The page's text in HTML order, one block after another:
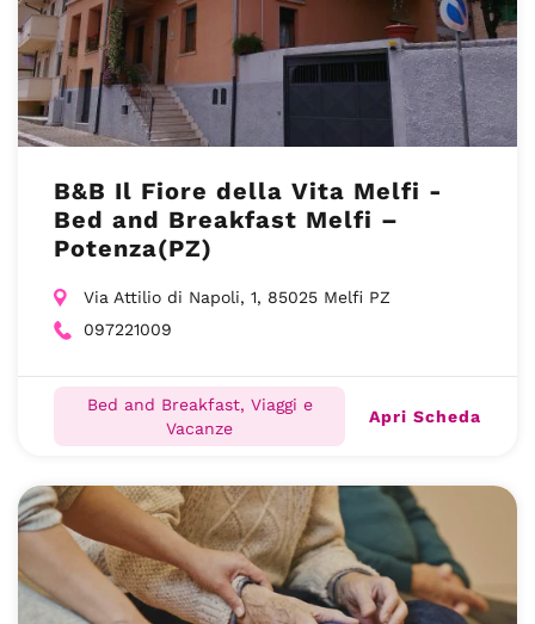
B&B Il Fiore della Vita Melfi -
Bed and Breakfast Melfi –
Potenza(PZ)
Via Attilio di Napoli, 1, 85025 Melfi PZ
097221009
Bed and Breakfast, Viaggi e
Vacanze
Apri Scheda